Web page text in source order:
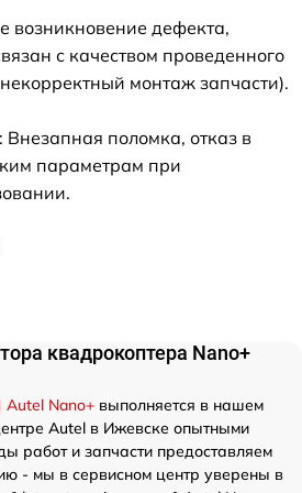
возникновение дефекта,
с качеством проведенного
монтаж запчасти).
поломка, отказ в
параметрам при
квадрокоптера Nano+
Autel Nano+ выполняется в нашем
Autel в Ижевске опытными
работ и запчасти предоставляем
- мы в сервисном центр уверены в